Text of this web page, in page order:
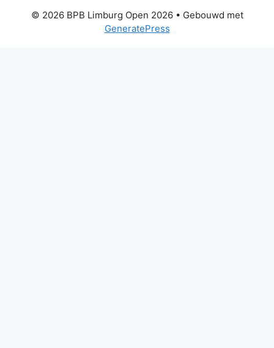
© 2026 BPB Limburg Open 2026• Gebouwd met
GeneratePress